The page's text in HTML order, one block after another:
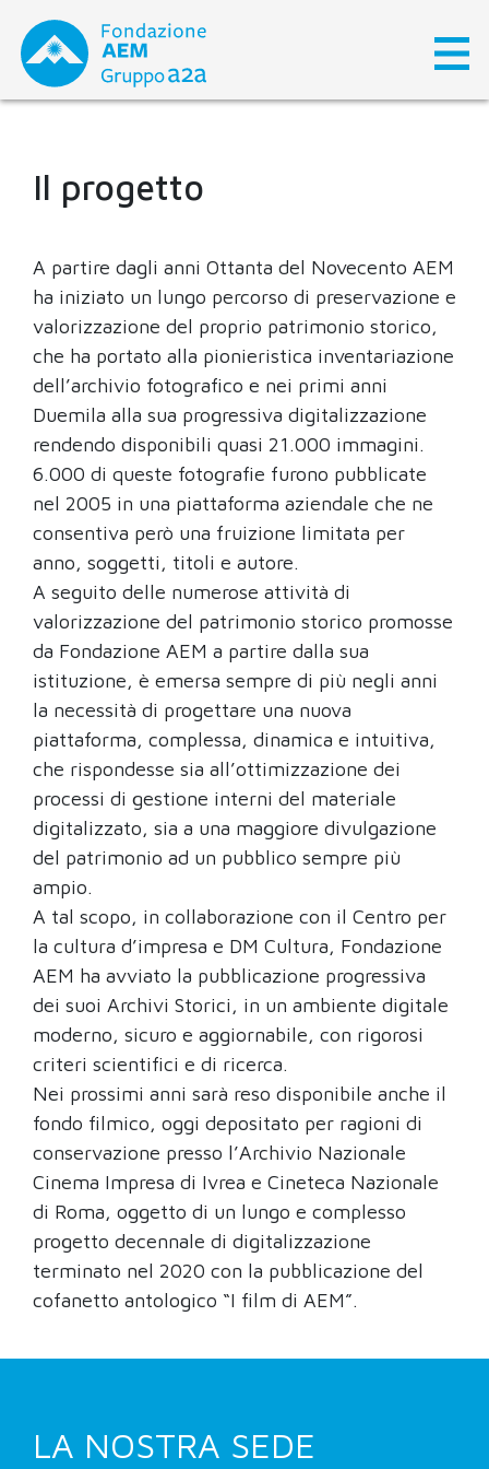
content
Il progetto
A partire dagli anni Ottanta del Novecento AEM
ha iniziato un lungo percorso di preservazione e
valorizzazione del proprio patrimonio storico,
che ha portato alla pionieristica inventariazione
dell’archivio fotografico e nei primi anni
Duemila alla sua progressiva digitalizzazione
rendendo disponibili quasi 21.000 immagini.
6.000 di queste fotografie furono pubblicate
nel 2005 in una piattaforma aziendale che ne
consentiva però una fruizione limitata per
anno, soggetti, titoli e autore.
A seguito delle numerose attività di
valorizzazione del patrimonio storico promosse
da Fondazione AEM a partire dalla sua
istituzione, è emersa sempre di più negli anni
la necessità di progettare una nuova
piattaforma, complessa, dinamica e intuitiva,
che rispondesse sia all’ottimizzazione dei
processi di gestione interni del materiale
digitalizzato, sia a una maggiore divulgazione
del patrimonio ad un pubblico sempre più
ampio.
A tal scopo, in collaborazione con il Centro per
la cultura d’impresa e DM Cultura, Fondazione
AEM ha avviato la pubblicazione progressiva
dei suoi Archivi Storici, in un ambiente digitale
moderno, sicuro e aggiornabile, con rigorosi
criteri scientifici e di ricerca.
Nei prossimi anni sarà reso disponibile anche il
fondo filmico, oggi depositato per ragioni di
conservazione presso l’Archivio Nazionale
Cinema Impresa di Ivrea e Cineteca Nazionale
di Roma, oggetto di un lungo e complesso
progetto decennale di digitalizzazione
terminato nel 2020 con la pubblicazione del
cofanetto antologico “I film di AEM”.
LA NOSTRA SEDE